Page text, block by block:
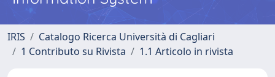
IRIS
Catalogo Ricerca Università di Cagliari
1 Contributo su Rivista
1.1 Articolo in rivista